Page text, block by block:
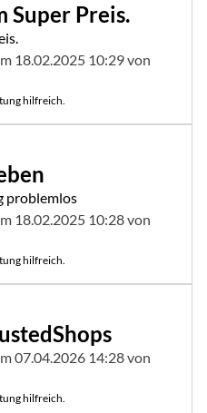
Super Preis.
18.02.2025 10:29 von
hilfreich.
problemlos
18.02.2025 10:28 von
hilfreich.
07.04.2026 14:28 von
hilfreich.